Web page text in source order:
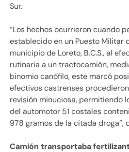
Sur.
“Los hechos ocurrieron cuando
establecido en un Puesto Militar
municipio de Loreto, B.C.S., al
rutinaria a un tractocamión,
binomio canófilo, este marcó
efectivos castrenses
revisión minuciosa, permitiendo
del automotor 51 costales
978 gramos de la citada droga”,
Camión transportaba